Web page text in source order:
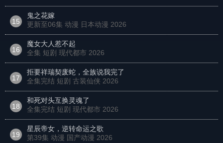
15
鬼之花嫁
更新至06集 动漫 日本动漫 2026
16
魔女大人惹不起
全集 短剧 现代都市 2026
17
拒要祥瑞契废蛇，全族说我完了
全集完结 短剧 古装仙侠 2026
18
和死对头互换灵魂了
全集完结 短剧 现代都市 2026
19
星辰帝女，逆转命运之歌
第39集 动漫 国产动漫 2026